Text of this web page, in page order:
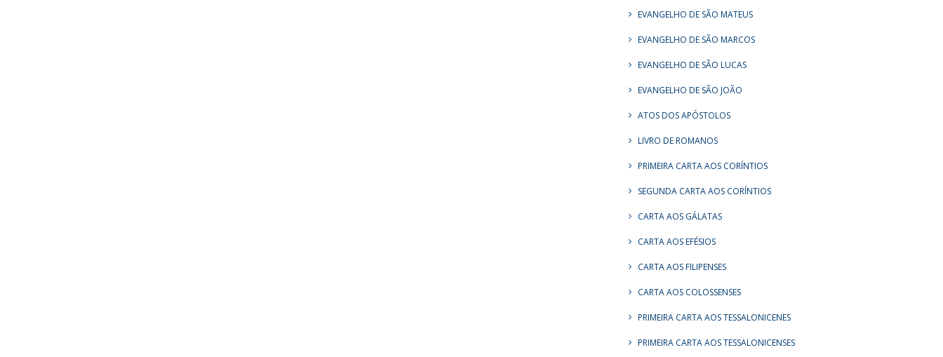
EVANGELHO DE SÃO MATEUS
EVANGELHO DE SÃO MARCOS
EVANGELHO DE SÃO LUCAS
EVANGELHO DE SÃO JOÃO
ATOS DOS APÓSTOLOS
LIVRO DE ROMANOS
PRIMEIRA CARTA AOS CORÍNTIOS
SEGUNDA CARTA AOS CORÍNTIOS
CARTA AOS GÁLATAS
CARTA AOS EFÉSIOS
CARTA AOS FILIPENSES
CARTA AOS COLOSSENSES
PRIMEIRA CARTA AOS TESSALONICENES
PRIMEIRA CARTA AOS TESSALONICENSES